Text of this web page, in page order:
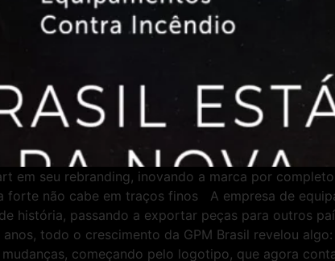
em seu rebranding, inovando a marca por
não cabe em traços finos A empresa de
história, passando a exportar peças para outros
todo o crescimento da GPM Brasil revelou
começando pelo logotipo, que agora